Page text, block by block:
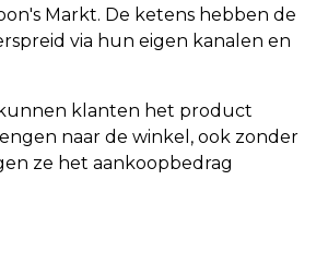
Markt. De ketens hebben de
via hun eigen kanalen en
klanten het product
naar de winkel, ook zonder
ze het aankoopbedrag